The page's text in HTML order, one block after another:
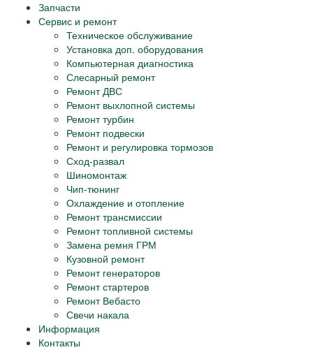
Запчасти
Сервис и ремонт
Техническое обслуживание
Установка доп. оборудования
Компьютерная диагностика
Слесарный ремонт
Ремонт ДВС
Ремонт выхлопной системы
Ремонт турбин
Ремонт подвески
Ремонт и регулировка тормозов
Сход-развал
Шиномонтаж
Чип-тюнинг
Охлаждение и отопление
Ремонт трансмиссии
Ремонт топливной системы
Замена ремня ГРМ
Кузовной ремонт
Ремонт генераторов
Ремонт стартеров
Ремонт Вебасто
Свечи накала
Информация
Контакты